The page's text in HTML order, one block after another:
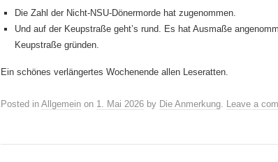
Die Zahl der Nicht-NSU-Dönermorde hat zugenommen.
Und auf der Keupstraße geht’s rund. Es hat Ausmaße
Keupstraße gründen.
Ein schönes verlängertes Wochenende allen Leseratten.
Posted in Allgemein on 1. Mai 2026 by Die Anmerkung. Leave a